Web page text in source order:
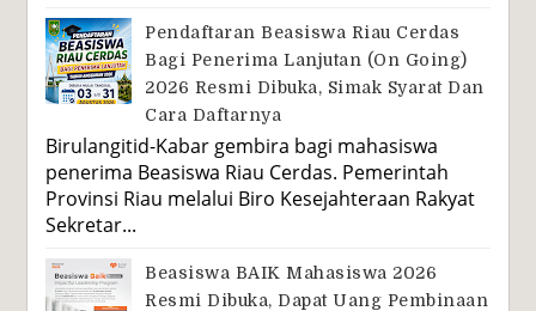
Pendaftaran Beasiswa Riau Cerdas
Bagi Penerima Lanjutan (On Going)
2026 Resmi Dibuka, Simak Syarat Dan
Cara Daftarnya
Birulangitid-Kabar gembira bagi mahasiswa
penerima Beasiswa Riau Cerdas. Pemerintah
Provinsi Riau melalui Biro Kesejahteraan Rakyat
Sekretar...
Beasiswa BAIK Mahasiswa 2026
Resmi Dibuka, Dapat Uang Pembinaan